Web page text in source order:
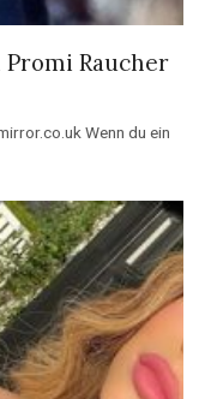
Raucher
Wenn du ein